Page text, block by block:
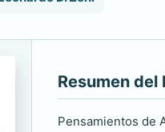
Resumen del
Pensamientos de